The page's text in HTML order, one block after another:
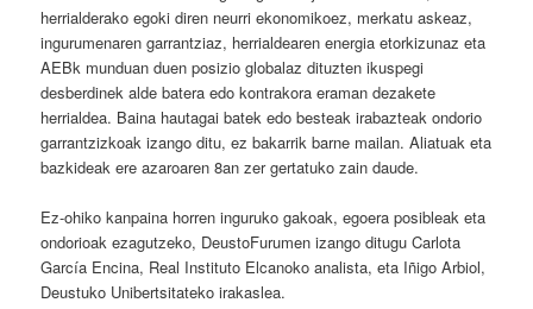
herrialderako egoki diren neurri ekonomikoez, merkatu askeaz,
ingurumenaren garrantziaz, herrialdearen energia etorkizunaz eta
AEBk munduan duen posizio globalaz dituzten ikuspegi
desberdinek alde batera edo kontrakora eraman dezakete
herrialdea. Baina hautagai batek edo besteak irabazteak ondorio
garrantzizkoak izango ditu, ez bakarrik barne mailan. Aliatuak eta
bazkideak ere azaroaren 8an zer gertatuko zain daude.
Ez-ohiko kanpaina horren inguruko gakoak, egoera posibleak eta
ondorioak ezagutzeko, DeustoFurumen izango ditugu Carlota
García Encina, Real Instituto Elcanoko analista, eta Iñigo Arbiol,
Deustuko Unibertsitateko irakaslea.